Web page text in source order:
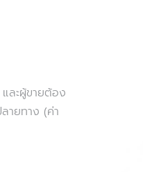
ละผู้ขายต้อง
ายทาง (ค่า